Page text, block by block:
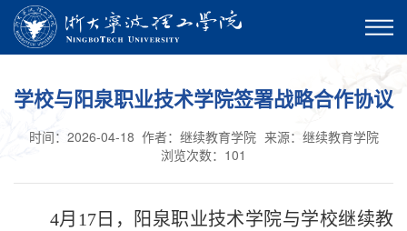
学校与阳泉职业技术学院签署战略合作协议
时间：2026-04-18 作者：继续教育学院 来源：继续教育学院
浏览次数： 101
4月17日，阳泉职业技术学院与学校继续教